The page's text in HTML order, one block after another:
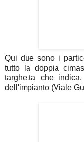
Qui due sono i
tutto la doppia
targhetta che
dell'impianto (Viale